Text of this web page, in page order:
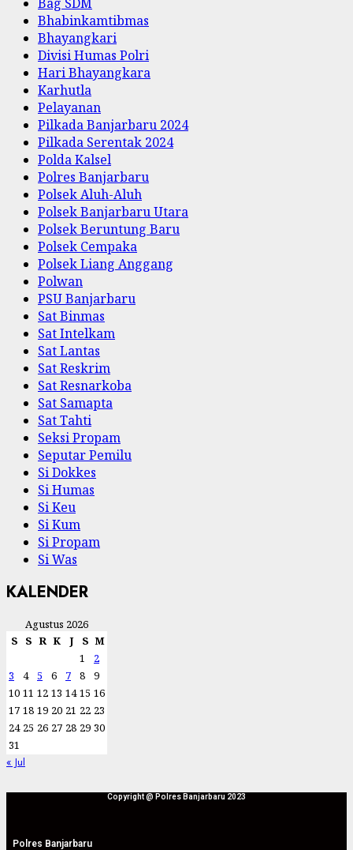
Bhabinkamtibmas
Bhayangkari
Divisi Humas Polri
Hari Bhayangkara
Karhutla
Pelayanan
Pilkada Banjarbaru 2024
Pilkada Serentak 2024
Polda Kalsel
Polres Banjarbaru
Polsek Aluh-Aluh
Polsek Banjarbaru Utara
Polsek Beruntung Baru
Polsek Cempaka
Polsek Liang Anggang
Polwan
PSU Banjarbaru
Sat Binmas
Sat Intelkam
Sat Lantas
Sat Reskrim
Sat Resnarkoba
Sat Samapta
Sat Tahti
Seksi Propam
Seputar Pemilu
Si Dokkes
Si Humas
Si Keu
Si Kum
Si Propam
Si Was
KALENDER
Agustus 2026
S
S R K J S M
1
2
3
4 5 6 7 8
9
10 11 12 13 14 15 16
17 18 19 20 21 22 23
24 25 26 27 28 29 30
31
« Jul
Copyright @ Polres Banjarbaru 2023
Polres Banjarbaru